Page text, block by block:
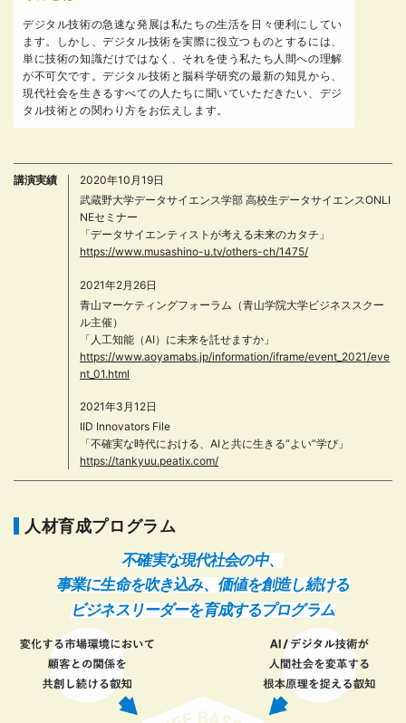
デジタル技術の急速な発展は私たちの生活を日々便利にしてい
ます。しかし、デジタル技術を実際に役立つものとするには、
単に技術の知識だけではなく、それを使う私たち人間への理解
が不可欠です。デジタル技術と脳科学研究の最新の知見から、
現代社会を生きるすべての人たちに聞いていただきたい、デジ
タル技術との関わり方をお伝えします。
講演実績
2020年10月19日
武蔵野大学データサイエンス学部 高校生データサイエンスONLI
NEセミナー
「データサイエンティストが考える未来のカタチ」
https://www.musashino-u.tv/others-ch/1475/
2021年2月26日
青山マーケティングフォーラム（青山学院大学ビジネススクー
ル主催）
「人工知能（AI）に未来を託せますか」
https://www.aoyamabs.jp/information/iframe/event_2021/eve
nt_01.html
2021年3月12日
IID Innovators File
「不確実な時代における、AIと共に生きる“よい”学び」
https://tankyuu.peatix.com/
人材育成プログラム
不確実な現代社会の中、
事業に生命を吹き込み、価値を創造し続ける
ビジネスリーダーを育成するプログラム